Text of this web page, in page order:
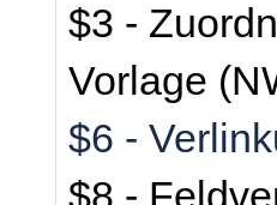
$3 -
Vorlage
$6 -